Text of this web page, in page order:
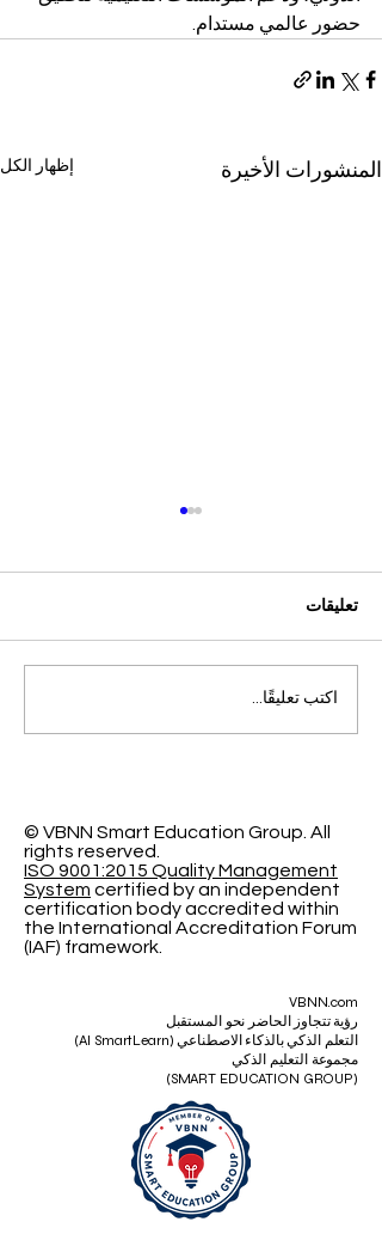
حضور عالمي مستدام.
المنشورات الأخيرة إظهار الكل
التميز الأكاديمي العالمي: افتح
آفاقاً جديدة مع الجامعة
تعليقات
اكتب تعليقًا...
© VBNN Smart Education Group. All
rights reserved.
ISO 9001:2015 Quality Management
System certified by an independent
certification body accredited within
the International Accreditation Forum
(IAF) framework.
VBNN.com
رؤية تتجاوز الحاضر نحو المستقبل
التعلم الذكي بالذكاء الاصطناعي (AI SmartLearn)
مجموعة التعليم الذكي
(SMART EDUCATION GROUP)